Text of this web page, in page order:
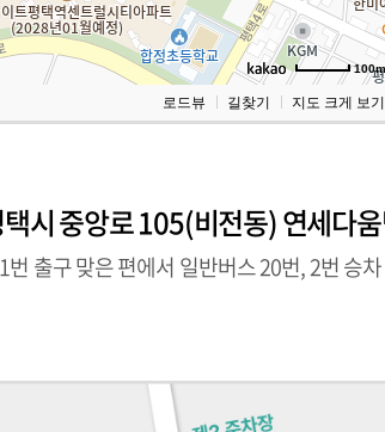
로드뷰 길찾기 지도 크게 보기
시 중앙로 105(비전동) 연세다
번 출구 맞은 편에서 일반버스 20번, 2번 승